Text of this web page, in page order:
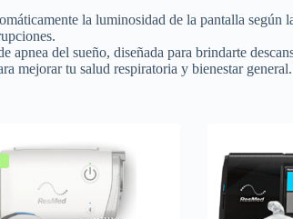
la luminosidad de la pantalla
del sueño, diseñada para brindarte
mejorar tu salud respiratoria y bienestar